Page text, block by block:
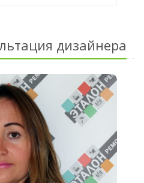
дизайнера